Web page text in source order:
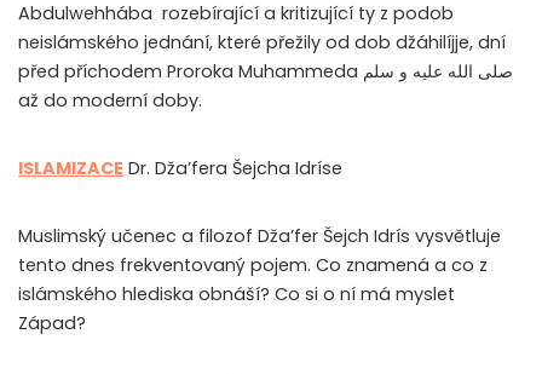
Abdulwehhába rozebírající a kritizující ty z podob
neislámského jednání, které přežily od dob džáhilíjje, dní
před příchodem Proroka Muhammeda صلى الله عليه و سلم
až do moderní doby.
ISLAMIZACE Dr. Dža’fera Šejcha Idríse
Muslimský učenec a filozof Dža’fer Šejch Idrís vysvětluje
tento dnes frekventovaný pojem. Co znamená a co z
islámského hlediska obnáší? Co si o ní má myslet
Západ?